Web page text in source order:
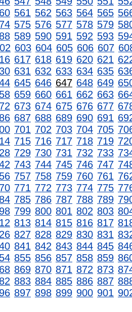
561 562 563 564 565
575 576 577 578 579
589 590 591 592 593
603 604 605 606 607
617 618 619 620 621
631 632 633 634 635
645 646 647 648 649
659 660 661 662 663
673 674 675 676 677
687 688 689 690 691
701 702 703 704 705
715 716 717 718 719
729 730 731 732 733
743 744 745 746 747
757 758 759 760 761
771 772 773 774 775
785 786 787 788 789
799 800 801 802 803
813 814 815 816 817
827 828 829 830 831
841 842 843 844 845
855 856 857 858 859
869 870 871 872 873
883 884 885 886 887
897 898 899 900 901